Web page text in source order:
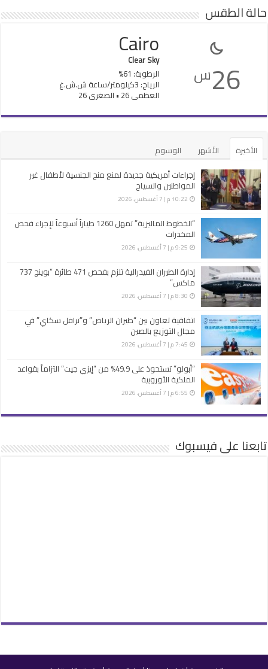
حالة الطقس
26س
Cairo
Clear Sky
الرطوبة: 61%
الرياح: 3كيلومتر/ساعة ش.ش.غ
العظمى 26 • الصغرى 26
الأخيرة الأشهر
الوسوم
إجراءات أمريكية جديدة لمنع منح الجنسية لأطفال غير
المواطنين والسياح
10:22 م | 7 أغسطس، 2026
“الخطوط الماليزية” تمهل 1260 طياراً أسبوعاً لإجراء فحص
المخدرات
9:25 م | 7 أغسطس، 2026
إدارة الطيران الفيدرالية تلزم بفحص 471 طائرة “بوينج 737
ماكس”
8:30 م | 7 أغسطس، 2026
اتفاقية تعاون بين “طيران الرياض” و”ترافل سكاي” في
مجال التوزيع بالصين
7:45 م | 7 أغسطس، 2026
“أبولو” تستحوذ على 49.9% من “إيزي جيت” التزاماً بقواعد
الملكية الأوروبية
6:55 م | 7 أغسطس، 2026
تابعنا على فيسبوك